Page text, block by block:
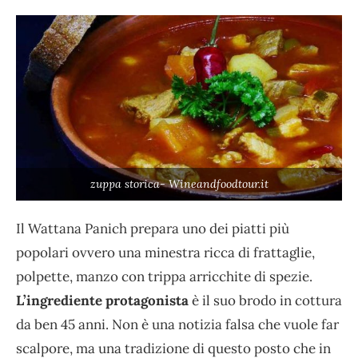
zuppa storica- Wineandfoodtour.it
Il Wattana Panich prepara uno dei piatti più
popolari ovvero una minestra ricca di frattaglie,
polpette, manzo con trippa arricchite di spezie.
L’ingrediente protagonistaè il suo brodo in cottura
da ben 45 anni. Non è una notizia falsa che vuole far
scalpore, ma una tradizione di questo posto che in